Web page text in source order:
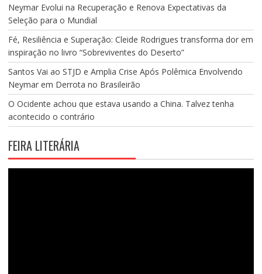
Neymar Evolui na Recuperação e Renova Expectativas da
Seleção para o Mundial
Fé, Resiliência e Superação: Cleide Rodrigues transforma dor em
inspiração no livro “Sobreviventes do Deserto”
Santos Vai ao STJD e Amplia Crise Após Polêmica Envolvendo
Neymar em Derrota no Brasileirão
O Ocidente achou que estava usando a China. Talvez tenha
acontecido o contrário
FEIRA LITERÁRIA